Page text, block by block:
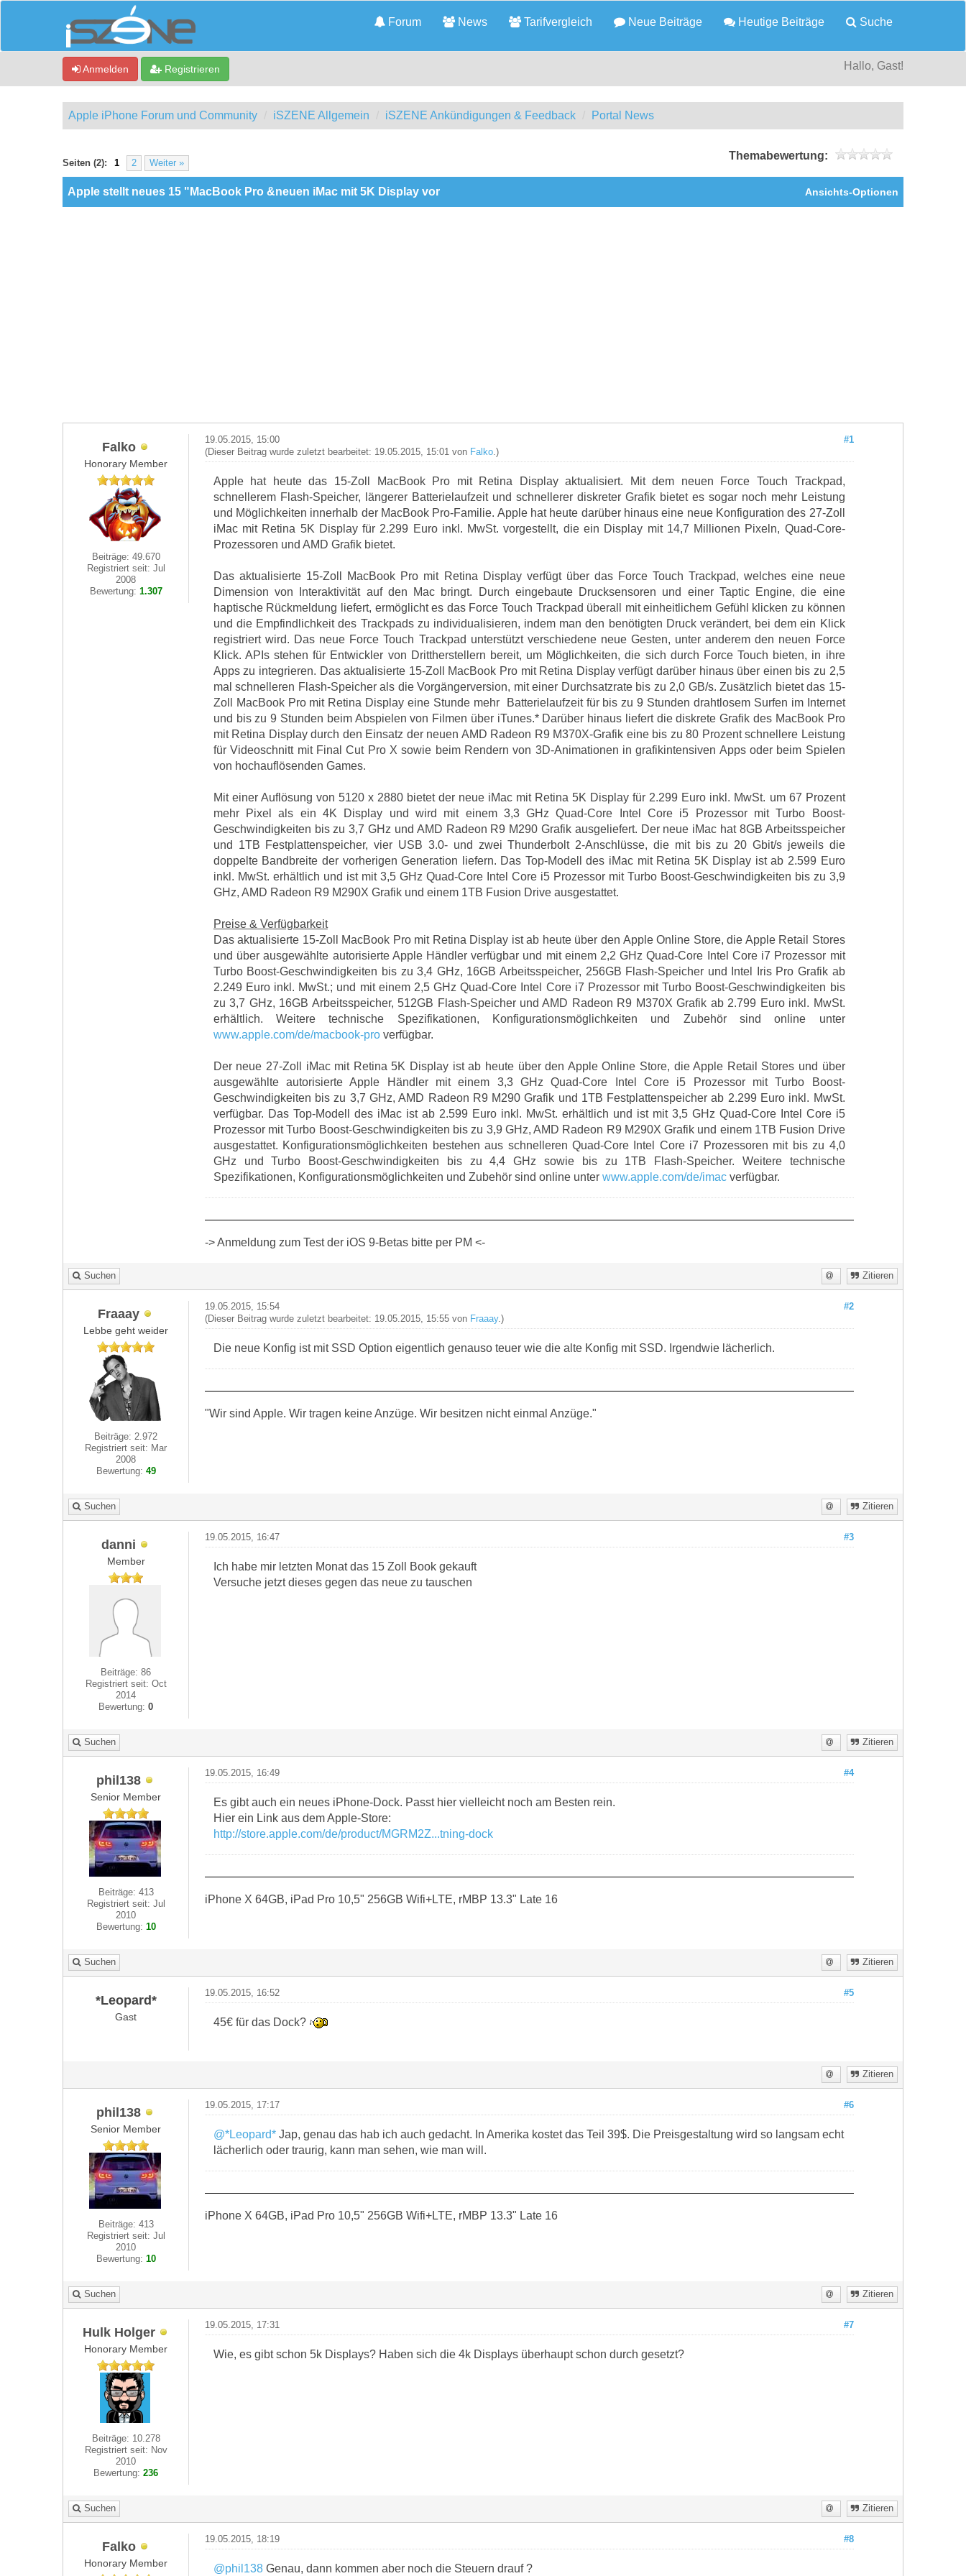
Forum News Tarifvergleich Neue Beiträge Heutige Beiträge Suche
Anmelden Registrieren Hallo, Gast!
Apple iPhone Forum und Community iSZENE Allgemein iSZENE Ankündigungen & Feedback Portal News
Seiten (2): 1 2 Weiter »
Themabewertung:
0 Bewertung(en) - 0 im Durchschnitt
Ansichts-Optionen
Apple stellt neues 15 "MacBook Pro &neuen iMac mit 5K Display vor
Falko
Honorary Member
Beiträge: 49.670
Registriert seit: Jul
2008
Bewertung: 1.307
#1
19.05.2015, 15:00
(Dieser Beitrag wurde zuletzt bearbeitet: 19.05.2015, 15:01 von Falko.)
Apple hat heute das 15-Zoll MacBook Pro mit Retina Display aktualisiert. Mit dem neuen Force Touch Trackpad,
schnellerem Flash-Speicher, längerer Batterielaufzeit und schnellerer diskreter Grafik bietet es sogar noch mehr Leistung
und Möglichkeiten innerhalb der MacBook Pro-Familie. Apple hat heute darüber hinaus eine neue Konfiguration des 27-Zoll
iMac mit Retina 5K Display für 2.299 Euro inkl. MwSt. vorgestellt, die ein Display mit 14,7 Millionen Pixeln, Quad-Core-
Prozessoren und AMD Grafik bietet.
Das aktualisierte 15-Zoll MacBook Pro mit Retina Display verfügt über das Force Touch Trackpad, welches eine neue
Dimension von Interaktivität auf den Mac bringt. Durch eingebaute Drucksensoren und einer Taptic Engine, die eine
haptische Rückmeldung liefert, ermöglicht es das Force Touch Trackpad überall mit einheitlichem Gefühl klicken zu können
und die Empfindlichkeit des Trackpads zu individualisieren, indem man den benötigten Druck verändert, bei dem ein Klick
registriert wird. Das neue Force Touch Trackpad unterstützt verschiedene neue Gesten, unter anderem den neuen Force
Klick. APIs stehen für Entwickler von Drittherstellern bereit, um Möglichkeiten, die sich durch Force Touch bieten, in ihre
Apps zu integrieren. Das aktualisierte 15-Zoll MacBook Pro mit Retina Display verfügt darüber hinaus über einen bis zu 2,5
mal schnelleren Flash-Speicher als die Vorgängerversion, mit einer Durchsatzrate bis zu 2,0 GB/s. Zusätzlich bietet das 15-
Zoll MacBook Pro mit Retina Display eine Stunde mehr Batterielaufzeit für bis zu 9 Stunden drahtlosem Surfen im Internet
und bis zu 9 Stunden beim Abspielen von Filmen über iTunes.* Darüber hinaus liefert die diskrete Grafik des MacBook Pro
mit Retina Display durch den Einsatz der neuen AMD Radeon R9 M370X-Grafik eine bis zu 80 Prozent schnellere Leistung
für Videoschnitt mit Final Cut Pro X sowie beim Rendern von 3D-Animationen in grafikintensiven Apps oder beim Spielen
von hochauflösenden Games.
Mit einer Auflösung von 5120 x 2880 bietet der neue iMac mit Retina 5K Display für 2.299 Euro inkl. MwSt. um 67 Prozent
mehr Pixel als ein 4K Display und wird mit einem 3,3 GHz Quad-Core Intel Core i5 Prozessor mit Turbo Boost-
Geschwindigkeiten bis zu 3,7 GHz und AMD Radeon R9 M290 Grafik ausgeliefert. Der neue iMac hat 8GB Arbeitsspeicher
und 1TB Festplattenspeicher, vier USB 3.0- und zwei Thunderbolt 2-Anschlüsse, die mit bis zu 20 Gbit/s jeweils die
doppelte Bandbreite der vorherigen Generation liefern. Das Top-Modell des iMac mit Retina 5K Display ist ab 2.599 Euro
inkl. MwSt. erhältlich und ist mit 3,5 GHz Quad-Core Intel Core i5 Prozessor mit Turbo Boost-Geschwindigkeiten bis zu 3,9
GHz, AMD Radeon R9 M290X Grafik und einem 1TB Fusion Drive ausgestattet.
Preise & Verfügbarkeit
Das aktualisierte 15-Zoll MacBook Pro mit Retina Display ist ab heute über den Apple Online Store, die Apple Retail Stores
und über ausgewählte autorisierte Apple Händler verfügbar und mit einem 2,2 GHz Quad-Core Intel Core i7 Prozessor mit
Turbo Boost-Geschwindigkeiten bis zu 3,4 GHz, 16GB Arbeitsspeicher, 256GB Flash-Speicher und Intel Iris Pro Grafik ab
2.249 Euro inkl. MwSt.; und mit einem 2,5 GHz Quad-Core Intel Core i7 Prozessor mit Turbo Boost-Geschwindigkeiten bis
zu 3,7 GHz, 16GB Arbeitsspeicher, 512GB Flash-Speicher und AMD Radeon R9 M370X Grafik ab 2.799 Euro inkl. MwSt.
erhältlich. Weitere technische Spezifikationen, Konfigurationsmöglichkeiten und Zubehör sind online unter
www.apple.com/de/macbook-proverfügbar.
Der neue 27-Zoll iMac mit Retina 5K Display ist ab heute über den Apple Online Store, die Apple Retail Stores und über
ausgewählte autorisierte Apple Händler mit einem 3,3 GHz Quad-Core Intel Core i5 Prozessor mit Turbo Boost-
Geschwindigkeiten bis zu 3,7 GHz, AMD Radeon R9 M290 Grafik und 1TB Festplattenspeicher ab 2.299 Euro inkl. MwSt.
verfügbar. Das Top-Modell des iMac ist ab 2.599 Euro inkl. MwSt. erhältlich und ist mit 3,5 GHz Quad-Core Intel Core i5
Prozessor mit Turbo Boost-Geschwindigkeiten bis zu 3,9 GHz, AMD Radeon R9 M290X Grafik und einem 1TB Fusion Drive
ausgestattet. Konfigurationsmöglichkeiten bestehen aus schnelleren Quad-Core Intel Core i7 Prozessoren mit bis zu 4,0
GHz und Turbo Boost-Geschwindigkeiten bis zu 4,4 GHz sowie bis zu 1TB Flash-Speicher. Weitere technische
Spezifikationen, Konfigurationsmöglichkeiten und Zubehör sind online unter www.apple.com/de/imacverfügbar.
-> Anmeldung zum Test der iOS 9-Betas bitte per PM <-
Suchen Zitieren
Fraaay
Lebbe geht weider
Beiträge: 2.972
Registriert seit: Mar
2008
Bewertung: 49
#2
19.05.2015, 15:54
(Dieser Beitrag wurde zuletzt bearbeitet: 19.05.2015, 15:55 von Fraaay.)
Die neue Konfig ist mit SSD Option eigentlich genauso teuer wie die alte Konfig mit SSD. Irgendwie lächerlich.
"Wir sind Apple. Wir tragen keine Anzüge. Wir besitzen nicht einmal Anzüge."
Suchen Zitieren
danni
Member
Beiträge: 86
Registriert seit: Oct
2014
Bewertung:0
#3
19.05.2015, 16:47
Ich habe mir letzten Monat das 15 Zoll Book gekauft
Versuche jetzt dieses gegen das neue zu tauschen
Suchen Zitieren
phil138
Senior Member
Beiträge: 413
Registriert seit: Jul
2010
Bewertung: 10
#4
19.05.2015, 16:49
Es gibt auch ein neues iPhone-Dock. Passt hier vielleicht noch am Besten rein.
Hier ein Link aus dem Apple-Store:
http://store.apple.com/de/product/MGRM2Z...tning-dock
iPhone X 64GB, iPad Pro 10,5" 256GB Wifi+LTE, rMBP 13.3" Late 16
Suchen Zitieren
*Leopard*
Gast
#5
19.05.2015, 16:52
45€ für das Dock?
Zitieren
phil138
Senior Member
Beiträge: 413
Registriert seit: Jul
2010
Bewertung: 10
#6
19.05.2015, 17:17
@*Leopard*Jap, genau das hab ich auch gedacht. In Amerika kostet das Teil 39$. Die Preisgestaltung wird so langsam echt
lächerlich oder traurig, kann man sehen, wie man will.
iPhone X 64GB, iPad Pro 10,5" 256GB Wifi+LTE, rMBP 13.3" Late 16
Suchen Zitieren
Hulk Holger
Honorary Member
Beiträge: 10.278
Registriert seit: Nov
2010
Bewertung:236
#7
19.05.2015, 17:31
Wie, es gibt schon 5k Displays? Haben sich die 4k Displays überhaupt schon durch gesetzt?
Suchen Zitieren
Falko
Honorary Member
#8
19.05.2015, 18:19
@phil138Genau, dann kommen aber noch die Steuern drauf ?